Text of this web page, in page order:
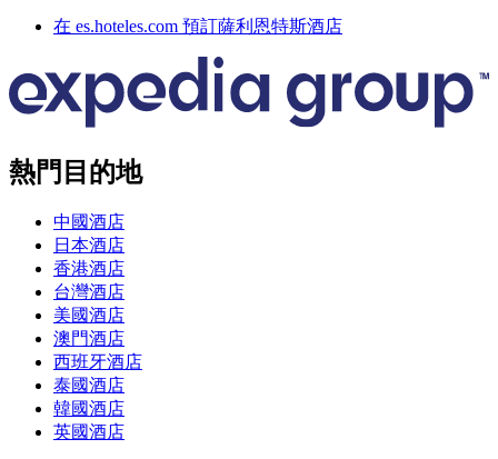
在 es.hoteles.com 預訂薩利恩特斯酒店
熱門目的地
中國酒店
日本酒店
香港酒店
台灣酒店
美國酒店
澳門酒店
西班牙酒店
泰國酒店
韓國酒店
英國酒店